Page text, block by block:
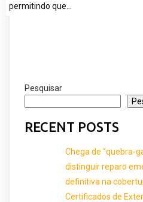
permitindo que…
Pesquisar
RECENT POSTS
Chega de “quebra-
distinguir reparo
definitiva na
Certificados de